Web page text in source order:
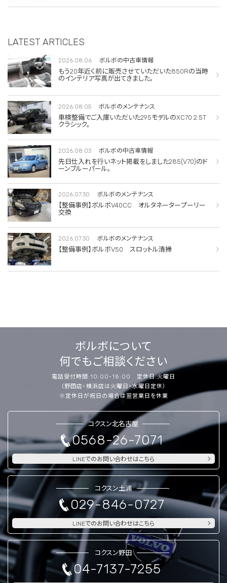
LATEST ARTICLES
2026.08.06 ボルボの中古車情報
もう20年近く前に販売させていただいた850Rの当時
のインテリア写真が出てきました。
2026.08.05 ボルボのメンテナンス
車検整備でご入庫いただいた295モデルのXC70 2.5T
クラシック。
2026.08.03 ボルボの中古車情報
先日仕入れを行いネット掲載をしました285(V70)のド
ーンブルーパール。
2026.07.30 ボルボのメンテナンス
【整備事例】ボルボV40CC オルタネータープーリー
交換
2026.07.30 ボルボのメンテナンス
【整備事例】ボルボV50 スロットル清掃
ボルボについて
何でもご相談ください
電話受付時間:10:00-18:00 定休日:火曜日
（野田店・横浜店は火曜日・水曜日定休）
※定休日が祝日の場合は翌営業日を休業
コクスン北名古屋
0568-26-7071
LINEでのお問い合わせはこちら
コクスン土浦
029-846-0727
LINEでのお問い合わせはこちら
コクスン野田
04-7137-7255